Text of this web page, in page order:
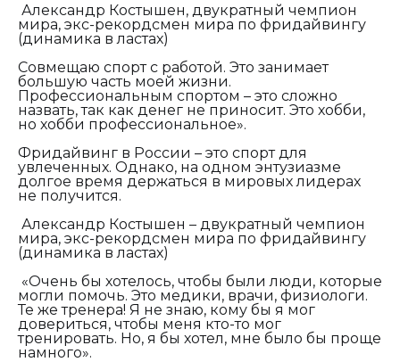
Александр Костышен, двукратный чемпион
мира, экс-рекордсмен мира по фридайвингу
(динамика в ластах)
Совмещаю спорт с работой. Это занимает
большую часть моей жизни.
Профессиональным спортом – это сложно
назвать, так как денег не приносит. Это хобби,
но хобби профессиональное».
Фридайвинг в России – это спорт для
увлеченных. Однако, на одном энтузиазме
долгое время держаться в мировых лидерах
не получится.
Александр Костышен – двукратный чемпион
мира, экс-рекордсмен мира по фридайвингу
(динамика в ластах)
«Очень бы хотелось, чтобы были люди, которые
могли помочь. Это медики, врачи, физиологи.
Те же тренера! Я не знаю, кому бы я мог
довериться, чтобы меня кто-то мог
тренировать. Но, я бы хотел, мне было бы проще
намного».